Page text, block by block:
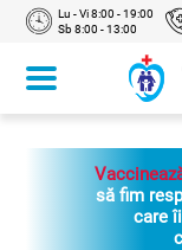
Lu - Vi 8:00 - 19:00
Sb 8:00 - 13:00
să fim
care